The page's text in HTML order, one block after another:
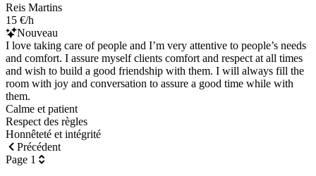
Reis Martins
15 €/h
Nouveau
I love taking care of people and I’m very attentive to people’s needs
and comfort. I assure myself clients comfort and respect at all times
and wish to build a good friendship with them. I will always fill the
room with joy and conversation to assure a good time while with
them.
Calme et patient
Respect des règles
Honnêteté et intégrité
Précédent
Page 1